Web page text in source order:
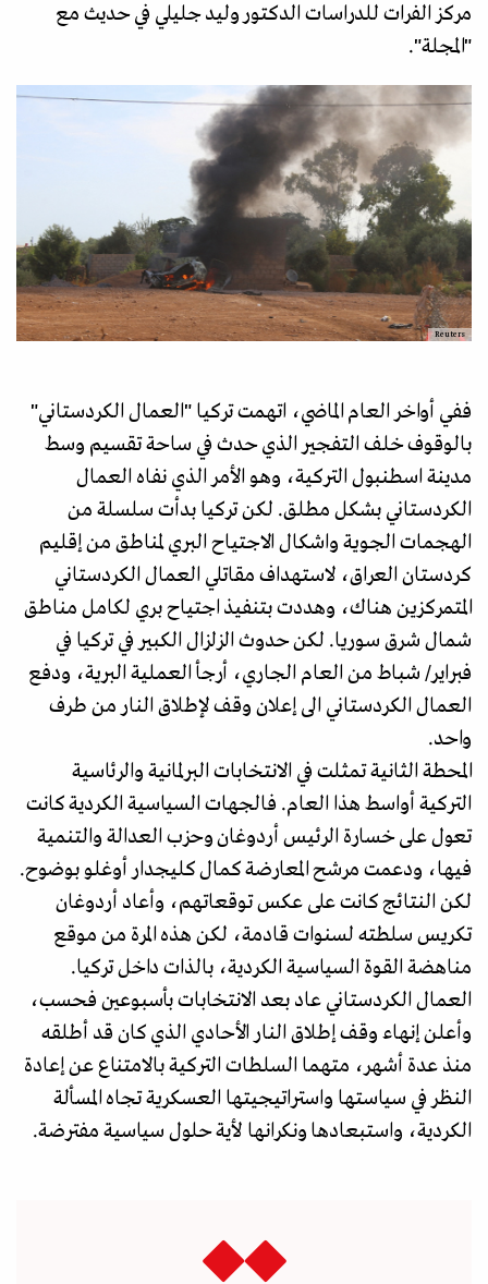
مركز الفرات للدراسات الدكتور وليد جليلي في حديث مع
"المجلة".
Reuters
ففي أواخر العام الماضي، اتهمت تركيا "العمال الكردستاني"
بالوقوف خلف التفجير الذي حدث في ساحة تقسيم وسط
مدينة اسطنبول التركية، وهو الأمر الذي نفاه العمال
الكردستاني بشكل مطلق. لكن تركيا بدأت سلسلة من
الهجمات الجوية واشكال الاجتياح البري لمناطق من إقليم
كردستان العراق، لاستهداف مقاتلي العمال الكردستاني
المتمركزين هناك، وهددت بتنفيذ اجتياح بري لكامل مناطق
شمال شرق سوريا. لكن حدوث الزلزال الكبير في تركيا في
فبراير/ شباط من العام الجاري، أرجأ العملية البرية، ودفع
العمال الكردستاني الى إعلان وقف لإطلاق النار من طرف
واحد.
المحطة الثانية تمثلت في الانتخابات البرلمانية والرئاسية
التركية أواسط هذا العام. فالجهات السياسية الكردية كانت
تعول على خسارة الرئيس أردوغان وحزب العدالة والتنمية
فيها، ودعمت مرشح المعارضة كمال كليجدار أوغلو بوضوح.
لكن النتائج كانت على عكس توقعاتهم، وأعاد أردوغان
تكريس سلطته لسنوات قادمة، لكن هذه المرة من موقع
مناهضة القوة السياسية الكردية، بالذات داخل تركيا.
العمال الكردستاني عاد بعد الانتخابات بأسبوعين فحسب،
وأعلن إنهاء وقف إطلاق النار الأحادي الذي كان قد أطلقه
منذ عدة أشهر، متهما السلطات التركية بالامتناع عن إعادة
النظر في سياستها واستراتيجيتها العسكرية تجاه المسألة
الكردية، واستبعادها ونكرانها لأية حلول سياسية مفترضة.